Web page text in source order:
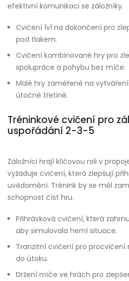
efektivní komunikaci se záložníky.
Cvičení 1v1 na dokončení pro
pod tlakem.
Cvičení kombinované hry pro
spolupráce a pohybu bez míče.
Malé hry zaměřené na
útočné třetině.
Tréninkové cvičení pro
uspořádání 2-3-5
Záložníci hrají klíčovou roli v
vyžaduje cvičení, která zlepšují
uvědomění. Trénink by se měl
schopnost číst hru.
Přihrávková cvičení, která
aby simulovala herní situace.
Tranzitní cvičení pro procvičení
do útoku.
Držení míče ve hrách pro